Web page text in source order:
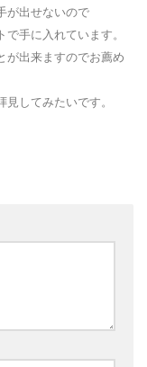
が出せないので
手に入れています。
が出来ますのでお薦め
してみたいです。